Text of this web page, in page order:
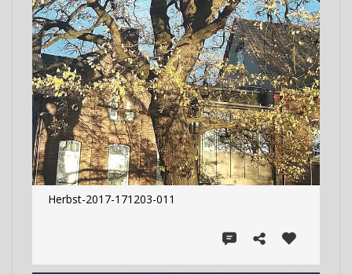
Herbst-2017-171203-011